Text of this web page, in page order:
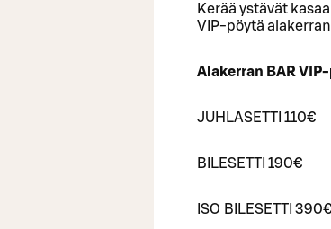
Kerää ystävät
VIP-pöytä
Alakerran BAR
JUHLASETTI 110€
BILESETTI 190€
ISO BILESETTI 390€